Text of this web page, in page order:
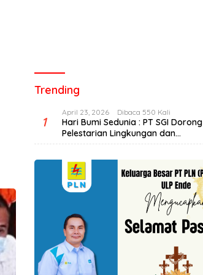
Trending
1
April 23, 2026 Dibaca 550 Kali
Hari Bumi Sedunia : PT SGI Dorong
Pelestarian Lingkungan dan
Pemberdayaan Ekonomi Lewat